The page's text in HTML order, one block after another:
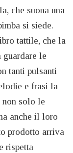
che suona una
si siede.
tattile, che la
guardare le
tanti pulsanti
e frasi la
non solo le
anche il loro
prodotto arriva
rispetta